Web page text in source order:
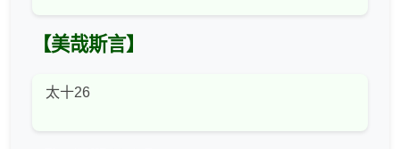
【美哉斯言】
太十26